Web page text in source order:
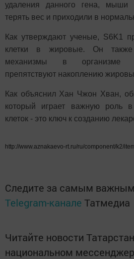
удаления данного гена, мыши
терять вес и приходили в
Как утверждают ученые, S6K1
клетки в жировые. Он
механизмы в организме
препятствуют накоплению
Как объяснил Хан Чжон Хван,
который играет важную роль
клеток - это ключ к созданию
http://www.aznakaevo-rt.ru/ru/component/k2/
Следите за самым
Telegram-канале Татмедиа
Читайте новости
национальном